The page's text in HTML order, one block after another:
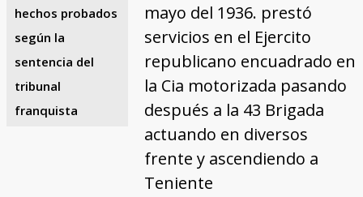
hechos probados
según la
sentencia del
tribunal
franquista
mayo del 1936. prestó
servicios en el Ejercito
republicano encuadrado en
la Cia motorizada pasando
después a la 43 Brigada
actuando en diversos
frente y ascendiendo a
Teniente